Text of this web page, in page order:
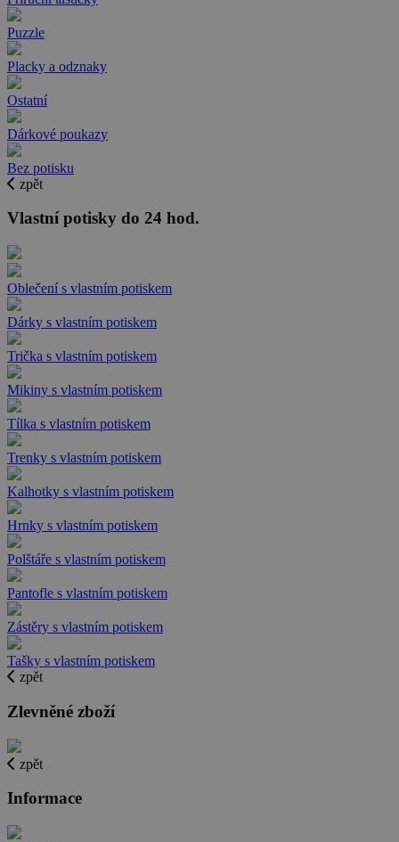
Puzzle
Placky a odznaky
Ostatní
Dárkové poukazy
Bez potisku
zpět
Vlastní potisky do 24 hod.
Oblečení s vlastním potiskem
Dárky s vlastním potiskem
Trička s vlastním potiskem
Mikiny s vlastním potiskem
Tílka s vlastním potiskem
Trenky s vlastním potiskem
Kalhotky s vlastním potiskem
Hrnky s vlastním potiskem
Polštáře s vlastním potiskem
Pantofle s vlastním potiskem
Zástěry s vlastním potiskem
Tašky s vlastním potiskem
zpět
Zlevněné zboží
zpět
Informace